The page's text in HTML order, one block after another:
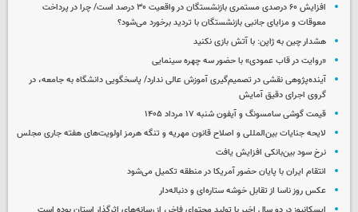
افزایش ۶۰ درصدی مستمری‌ بازنشستگان در واقعیت ۳۰ درصد است/ چرا در پرداخت
معوقات و مزایای جانبی بازنشستگان با تردید برخورد می‌شود؟
هشدار چین به ژاپن: با آتش بازی نکنید
«روایت در قاب عمودی» با حضور سه چهره سینمایی
آینده‌پژوهی نقشی در تصمیم‌گیری آموزش عالی ندارد/ پاسخگویی دانشگاه به جامعه، در
گروی اجرای دقیق آمایش
قیمت گوشی سامسونگ و آیفون شنبه ۱۷ مرداد ۱۴۰۵
لایحه جنایات بین‌المللی و اصلاح قانون مهریه و تنگه هرمز اولویت‌های هفته جاری مجلس
نرخ سود بین‌بانکی افزایش یافت
انتقام ایران با پایان حضور آمریکا در منطقه تکمیل می‌شود
عکس روز ناسا از تقابل خوشه ستاره‌ای و دنباله‌دار